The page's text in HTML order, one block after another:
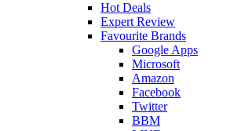
Hot Deals
Expert Review
Favourite Brands
Google Apps
Microsoft
Amazon
Facebook
Twitter
BBM